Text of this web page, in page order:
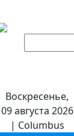
Воскресенье,
09 августа 2026
| Columbus